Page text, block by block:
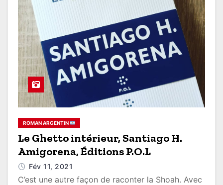
ROMAN ARGENTIN
Le Ghetto intérieur, Santiago H.
Amigorena, Éditions P.O.L
Fév 11, 2021
C’est une autre façon de raconter la Shoah. Avec